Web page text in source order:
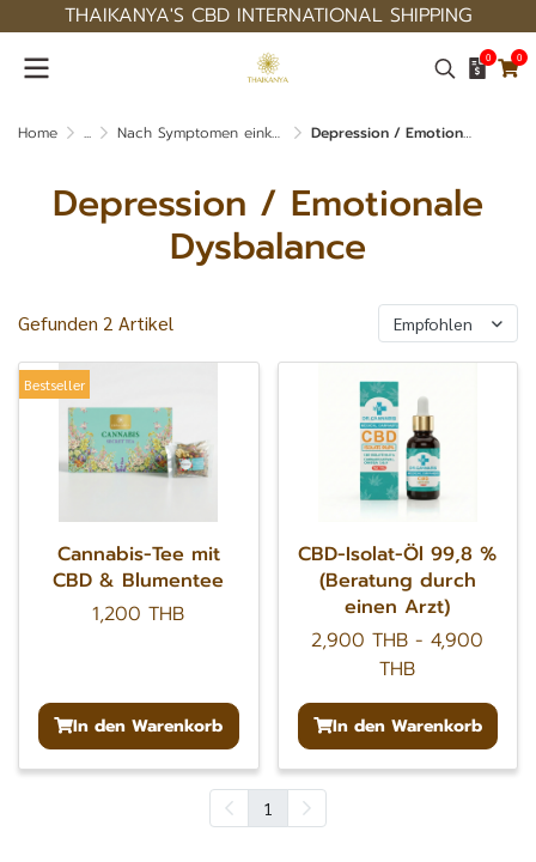
THAIKANYA'S CBD INTERNATIONAL SHIPPING
0 0
Home ... Nach Symptomen einkaufen Depression / Emotionale Dysbalance
Depression / Emotionale
Dysbalance
Gefunden 2 Artikel Empfohlen
Bestseller
Cannabis-Tee mit
CBD & Blumentee
1,200 THB
In den Warenkorb
CBD-Isolat-Öl 99,8 %
(Beratung durch
einen Arzt)
2,900 THB -4,900
THB
In den Warenkorb
1